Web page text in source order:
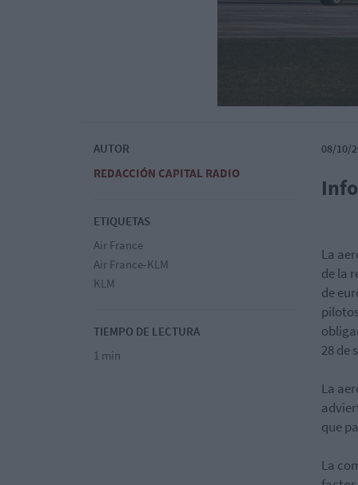
AUTOR
REDACCIÓN CAPITAL RADIO
ETIQUETAS
Air France
Air France-KLM
KLM
TIEMPO DE LECTURA
1 min
08/10/
La
de la
de
28 de
La
que
La